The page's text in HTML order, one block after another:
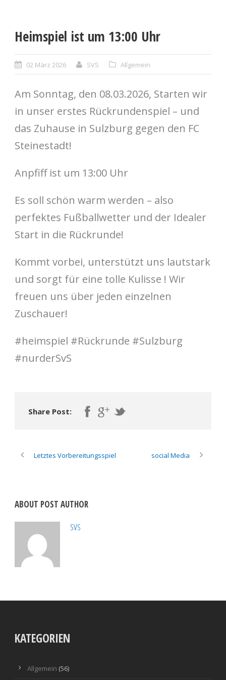
Heimspiel ist um 13:00 Uhr
02 März 2026 SVS Allgemein
Am Sonntag, den 08.03.2026, Starten wir
in unser erstes Rückrundenspiel – und
das Zuhause in Sulzburg gegen den FC
Steinestadt!
Anpfiff ist um 13:00 Uhr
Es soll schön warm werden – also
perfektes Fußballwetter und der Idealer
Start in die Rückrunde!
Kommt vorbei, unterstützt uns lautstark
und sorgt für eine tolle Kulisse ! Wir
freuen uns über jeden einzelnen
Zuschauer!
#heimspiel #Rückrunde #Sulzburg
#nurderSvS
Share Post:
Letztes Vorbereitungsspiel social Media
ABOUT POST AUTHOR
SVS
KATEGORIEN
Allgemein (56)